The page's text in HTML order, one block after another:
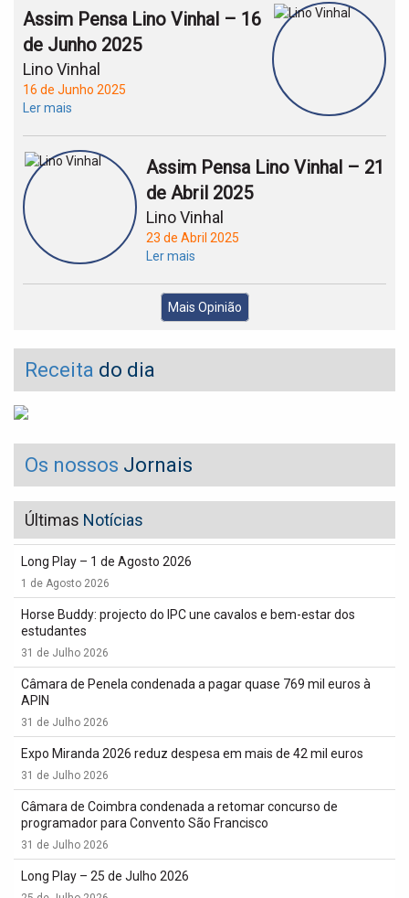
Assim Pensa Lino Vinhal – 16
de Junho 2025
Lino Vinhal
16 de Junho 2025
Ler mais
Assim Pensa Lino Vinhal – 21
de Abril 2025
Lino Vinhal
23 de Abril 2025
Ler mais
Mais Opinião
Receita do dia
Os nossos Jornais
Últimas Notícias
Long Play – 1 de Agosto 2026
1 de Agosto 2026
Horse Buddy: projecto do IPC une cavalos e bem-estar dos
estudantes
31 de Julho 2026
Câmara de Penela condenada a pagar quase 769 mil euros à
APIN
31 de Julho 2026
Expo Miranda 2026 reduz despesa em mais de 42 mil euros
31 de Julho 2026
Câmara de Coimbra condenada a retomar concurso de
programador para Convento São Francisco
31 de Julho 2026
Long Play – 25 de Julho 2026